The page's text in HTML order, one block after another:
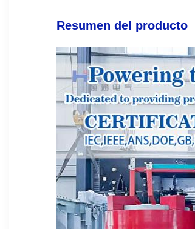
Resumen del producto